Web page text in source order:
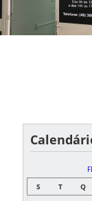
S
T Q